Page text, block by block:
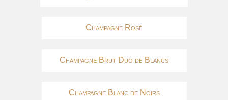
Champagne Rosé
Champagne Brut Duo de Blancs
Champagne Blanc de Noirs